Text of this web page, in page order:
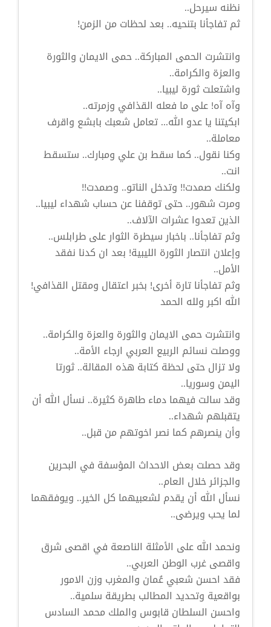
نظنه سيرحل..
ثم تفاجأنا بتنحيه.. بعد لحظات من الزمن!
وانتشرت الحمى المباركة.. حمى الايمان والثورة
والعزة والكرامة..
واشتعلت ثورة ليبيا..
وآه آه! على ما فعله القذافي وزمرته..
ابكيتنا يا عدو الله... تعامل شعبك بابشع واقرف
معاملة..
وكنا نقول.. كما سقط بن علي ومبارك.. ستسقط
انت..
ولكنك صمدت!! وتدخل الناتو.. وصمدت!!
ومرت شهور.. حتى توقفنا عن حساب شهداء ليبيا..
الذين تعدوا عشرات الآلاف..
وثم تفاجأنا.. باخبار سيطرة الثوار على طرابلس..
وإعلان انتصار الثورة الليبية! بعد ان كدنا نفقد
الأمل..
وثم تفاجأنا تارة أخرى! بخبر اعتقال ومقتل القذافي!
الله اكبر ولله الحمد
وانتشرت حمى الايمان والثورة والعزة والكرامة..
ووصلت نسائم الربيع العربي ارجاء الأمة..
ولا تزال حتى لحظة كتابة هذه المقالة.. ثورتا
اليمن وسوريا..
وقد سالت فيهما دماء طاهرة كثيرة.. نسأل الله أن
يتقبلهم شهداء..
وأن ينصرهم كما نصر اخوتهم من قبل..
وقد حصلت بعض الاحداث المؤسفة في البحرين
والجزائر خلال العام..
نسأل الله أن يقدم لشعبيهما كل الخير.. ويوفقهما
لما يحب ويرضى..
ونحمد الله على الأمثلة الناصعة في اقصى شرق
واقصى غرب الوطن العربي..
فقد احسن شعبي عُمان والمغرب وزن الامور
بواقعية وتحديد المطالب بطريقة سلمية..
واحسن السلطان قابوس والملك محمد السادس